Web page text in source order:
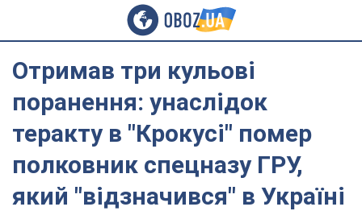
Отримав три кульові
поранення: унаслідок
теракту в "Крокусі" помер
полковник спецназу ГРУ,
який "відзначився" в Україні